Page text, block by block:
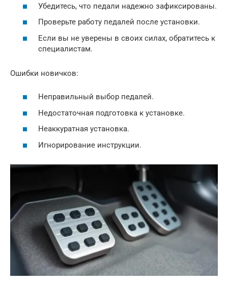
Убедитесь, что педали надежно зафиксированы.
Проверьте работу педалей после установки.
Если вы не уверены в своих силах, обратитесь к
специалистам.
Ошибки новичков:
Неправильный выбор педалей.
Недостаточная подготовка к установке.
Неаккуратная установка.
Игнорирование инструкции.